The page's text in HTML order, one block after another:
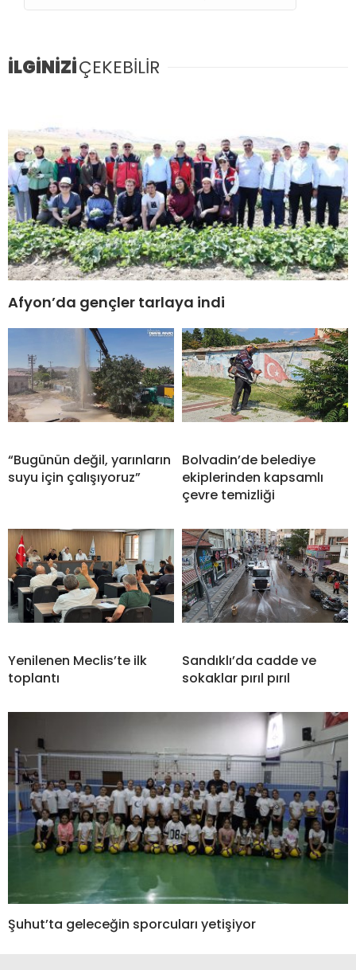
İLGİNİZİÇEKEBİLİR
Afyon’da gençler tarlaya indi
“Bugünün değil, yarınların
suyu için çalışıyoruz”
Bolvadin’de belediye
ekiplerinden kapsamlı
çevre temizliği
Yenilenen Meclis’te ilk
toplantı
Sandıklı’da cadde ve
sokaklar pırıl pırıl
Şuhut’ta geleceğin sporcuları yetişiyor